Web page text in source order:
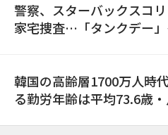
警察、スターバックスコ
家宅捜査…「タンクデー
韓国の高齢層1700万人時
る勤労年齢は平均73.6歳